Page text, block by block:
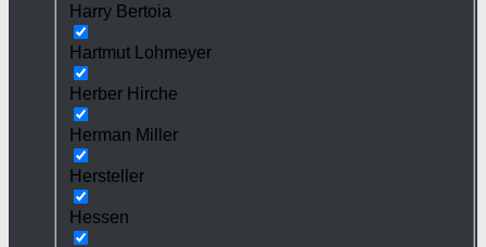
Harry Bertoia
Hartmut Lohmeyer
Herber Hirche
Herman Miller
Hersteller
Hessen